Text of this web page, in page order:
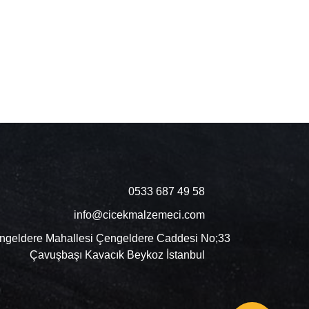
0533 687 49 58
info@cicekmalzemeci.com
Mahallesi Çengeldere Caddesi No;33
Çavuşbaşı Kavacık Beykoz İstanbul